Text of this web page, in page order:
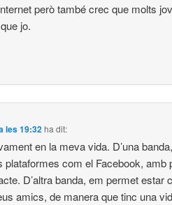
però també crec que molts
jo.
les 19:32ha dit:
en la meva vida. D’una
com el Facebook, amb
D’altra banda, em permet estar
amics, de manera que tinc una